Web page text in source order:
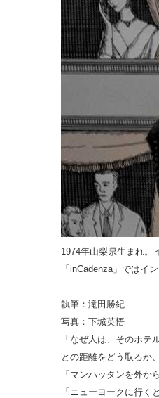
1974年山梨県生まれ。
「inCadenza」ではイ
執筆：滝田勝紀
写真：下城英悟
「なぜ人は、そのホ
との距離をどう取るか
「マンハッタンを外か
「ニューヨークに行く